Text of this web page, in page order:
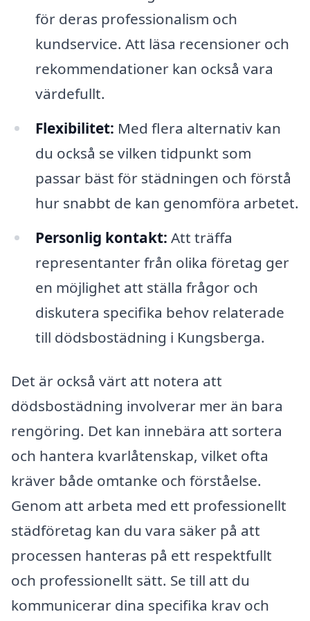
för deras professionalism och
kundservice. Att läsa recensioner och
rekommendationer kan också vara
värdefullt.
Flexibilitet: Med flera alternativ kan
du också se vilken tidpunkt som
passar bäst för städningen och förstå
hur snabbt de kan genomföra arbetet.
Personlig kontakt: Att träffa
representanter från olika företag ger
en möjlighet att ställa frågor och
diskutera specifika behov relaterade
till dödsbostädning i Kungsberga.
Det är också värt att notera att
dödsbostädning involverar mer än bara
rengöring. Det kan innebära att sortera
och hantera kvarlåtenskap, vilket ofta
kräver både omtanke och förståelse.
Genom att arbeta med ett professionellt
städföretag kan du vara säker på att
processen hanteras på ett respektfullt
och professionellt sätt. Se till att du
kommunicerar dina specifika krav och